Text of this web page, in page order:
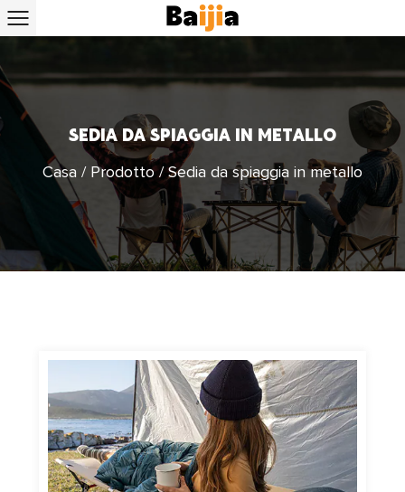
SEDIA DA SPIAGGIA IN METALLO
Casa / Prodotto/Sedia da spiaggia in metallo